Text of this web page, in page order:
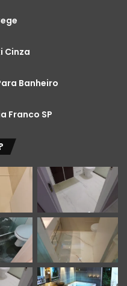
epoxi-para-banheiro/
Cinza
Banheiro
Franco SP